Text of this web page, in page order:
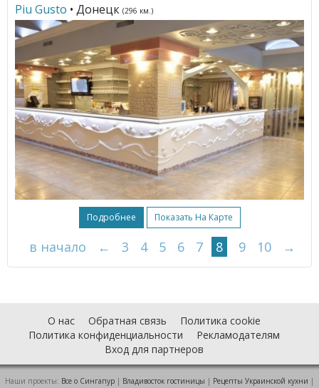
Piu Gusto • Донецк (296 км.)
Подробнее Показать На Карте
в начало ← 3 4 5 6 7 8 9 10 →
О нас Обратная связь
Политика cookie
Политика конфиденциальности
Рекламодателям
Вход для партнеров
Наши проекты: Все о Cингапур | Владивосток гостиницы | Рецепты Украинской кухни |